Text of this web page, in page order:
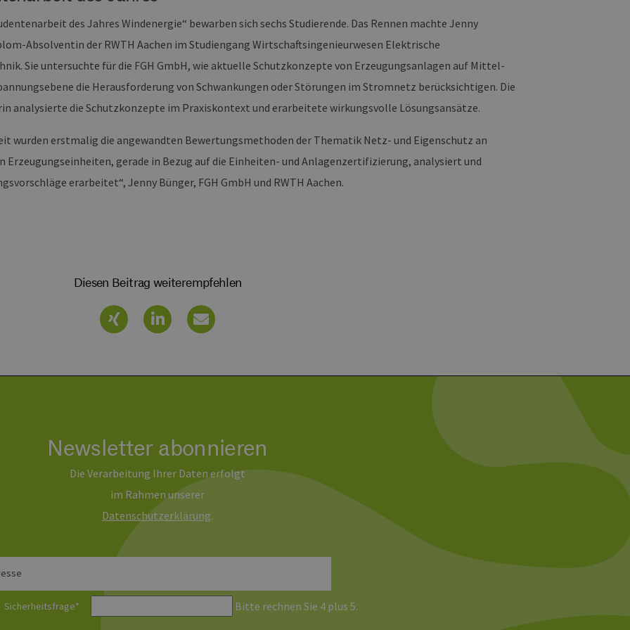
des Jahres Windenergie“ bewarben sich sechs Studierende. Das Rennen machte Jenny
Absolventin der RWTH Aachen im Studiengang Wirtschaftsingenieurwesen Elektrische
Sie untersuchte für die FGH GmbH, wie aktuelle Schutzkonzepte von Erzeugungsanlagen auf Mittel-
die Herausforderung von Schwankungen oder Störungen im Stromnetz berücksichtigen. Die
analysierte die Schutzkonzepte im Praxiskontext und erarbeitete wirkungsvolle Lösungsansätze.
wurden erstmalig die angewandten Bewertungsmethoden der Thematik Netz- und Eigenschutz an
Erzeugungseinheiten, gerade in Bezug auf die Einheiten- und Anlagenzertifizierung, analysiert und
erarbeitet“, Jenny Bünger, FGH GmbH und RWTH Aachen.
Diesen Beitrag weiterempfehlen
Newsletter abonnieren
Die Verarbeitung Ihrer Daten erfolgt
im Rahmen unserer
Daten­schutz­erklärung.
Sicherheitsfrage* Bitte rechnen Sie 4 plus 5.
Einstellungen ausgewählt, und kann bei der Fehlerverwaltung helfen.
LLC
1 Jahr 1
Dieser Cookie-Name ist mit Google Universal Analytics verknüpft. Dies ist eine
Google. Dieses Cookie wird verwendet, um eindeutige Benutzer zu unterscheiden,
indem eine zufällig generierte Nummer als Client-ID zugewiesen wird. Es ist in
jeder Seitenanforderung auf einer Site enthalten und wird zur Berechnung von
Besucher-, Sitzungs- und Kampagnendaten für die Site-Analyseberichte
verwendet.
1 Jahr 1
Monat
Dieses Cookie wird von Google Analytics verwendet, um den Sitzungsstatus
beizubehalten.